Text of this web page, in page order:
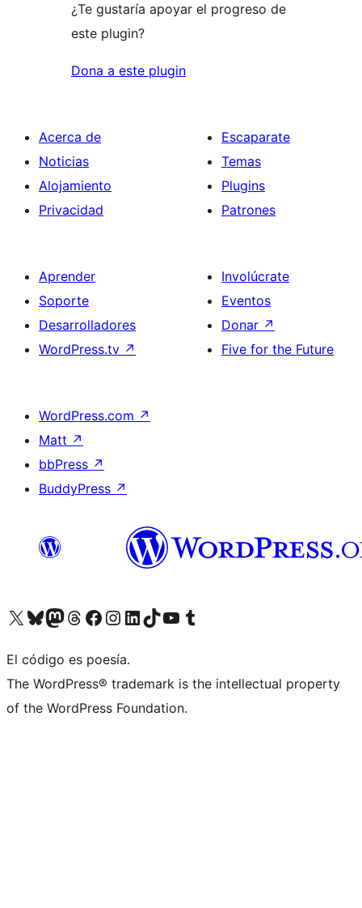
¿Te gustaría apoyar el progreso de
este plugin?
Dona a este plugin
Acerca de
Noticias
Alojamiento
Privacidad
Escaparate
Temas
Plugins
Patrones
Aprender
Soporte
Desarrolladores
WordPress.tv ↗
Involúcrate
Eventos
Donar ↗
Five for the Future
WordPress.com ↗
Matt ↗
bbPress ↗
BuddyPress ↗
Visita nuestra cuenta de X (anteriormente Twitter)
Visita nuestra cuenta de Bluesky
Visita nuestra cuenta de Mastodon
Visita nuestra cuenta de Threads
Visita nuestra página de Facebook
Visita nuestra cuenta de Instagram
Visita nuestra cuenta de LinkedIn
Visita nuestra cuenta de TikTok
Visita nuestro canal de YouTube
Visita nuestra cuenta de Tumblr
El código es poesía.
The WordPress® trademark is the intellectual property
of the WordPress Foundation.